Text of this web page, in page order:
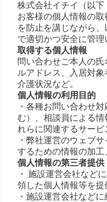
株式会社イチイ（以下
お客様の個人情報の
を防止を講じながら
で適切かつ安全に管理
取得する個人情報
問い合わせご本人の
ルアドレス、入居対象
介護状況など。
個人情報の利用目的
・各種お問い合わせ
む）、相談員による
れらに関連するサービ
・弊社運営のウェブ
するための情報の加工
個人情報の第三者提供
・ 施設運営会社など
領した個人情報等を提
・施設運営会社など